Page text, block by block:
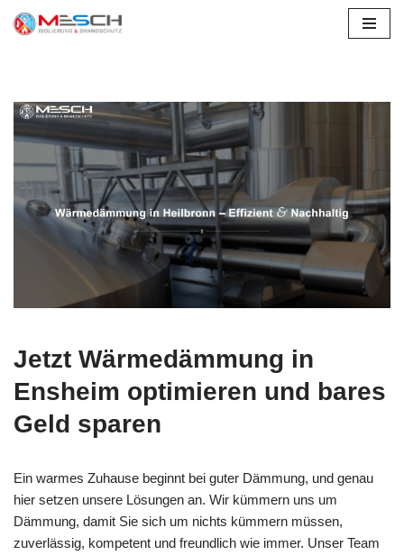
Jetzt Wärmedämmung in
Ensheim optimieren und bares
Geld sparen
Ein warmes Zuhause beginnt bei guter Dämmung, und genau
hier setzen unsere Lösungen an. Wir kümmern uns um
Dämmung, damit Sie sich um nichts kümmern müssen,
zuverlässig, kompetent und freundlich wie immer. Unser Team